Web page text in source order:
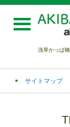
浅草かっぱ
サイトマップ